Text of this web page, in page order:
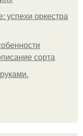
успехи оркестра
сорта